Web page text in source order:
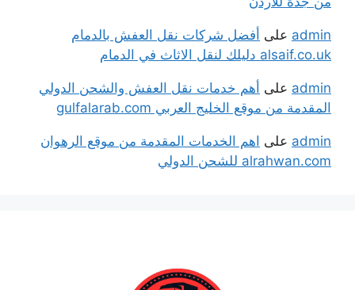
admin على أفضل شركات نقل العفش بالدمام
alsaif.co.uk دليلك لنقل الاثاث في الدمام
admin على أهم خدمات نقل العفش والشحن الدولي
المقدمة من موقع الخليج العربي gulfalarab.com
admin على اهم الخدمات المقدمة من موقع الرهوان
alrahwan.com للشحن الدولي